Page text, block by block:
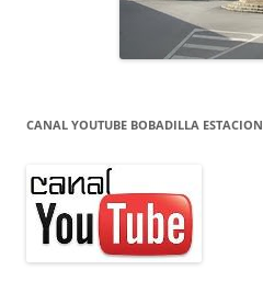
CANAL YOUTUBE BOBADILLA ESTACION